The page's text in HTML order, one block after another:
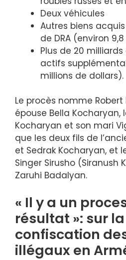
Deux véhicules
Autres biens
de DRA (environ
Plus de 20
actifs
millions de dollars).
Le procès nomme
épouse Bella Kocharyan,
Kocharyan et son mari
que les deux fils de
et Sedrak Kocharyan, et
Singer Sirusho (Siranush
Zaruhi Badalyan.
« Il y a un
résultat »: sur la
confiscation
illégaux en